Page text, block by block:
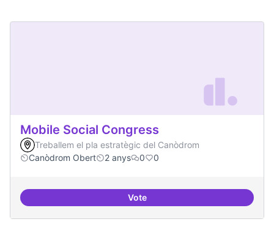
Mobile Social Congress
Treballem el pla estratègic del Canòdrom
Canòdrom Obert
2 anys 0 0
VoteMobile Social Congress